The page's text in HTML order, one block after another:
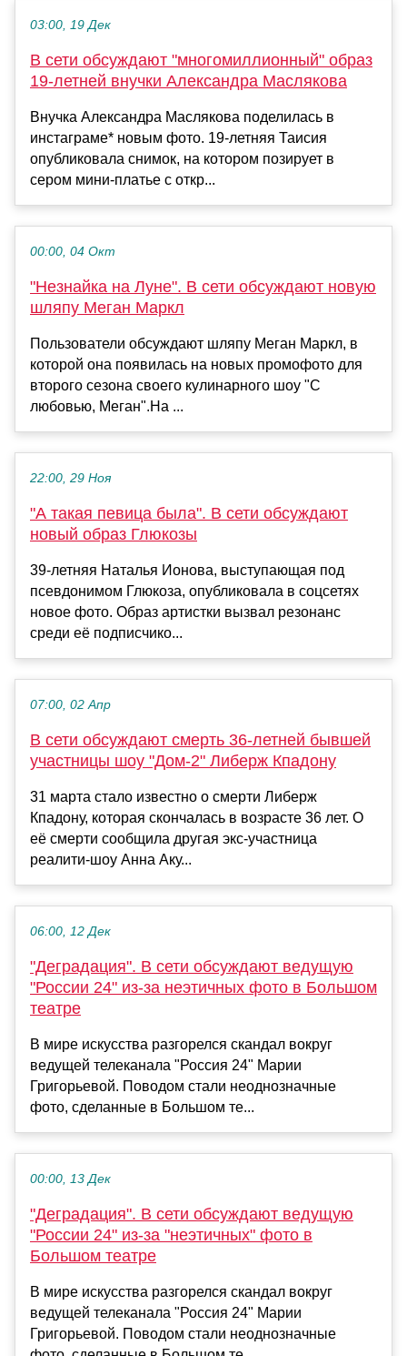
03:00, 19 Дек
В сети обсуждают "многомиллионный" образ
19-летней внучки Александра Маслякова
Внучка Александра Маслякова поделилась в
инстаграме* новым фото. 19-летняя Таисия
опубликовала снимок, на котором позирует в
сером мини-платье с откр...
00:00, 04 Окт
"Незнайка на Луне". В сети обсуждают новую
шляпу Меган Маркл
Пользователи обсуждают шляпу Меган Маркл, в
которой она появилась на новых промофото для
второго сезона своего кулинарного шоу "С
любовью, Меган".На ...
22:00, 29 Ноя
"А такая певица была". В сети обсуждают
новый образ Глюкозы
39-летняя Наталья Ионова, выступающая под
псевдонимом Глюкоза, опубликовала в соцсетях
новое фото. Образ артистки вызвал резонанс
среди её подписчико...
07:00, 02 Апр
В сети обсуждают смерть 36-летней бывшей
участницы шоу "Дом-2" Либерж Кпадону
31 марта стало известно о смерти Либерж
Кпадону, которая скончалась в возрасте 36 лет. О
её смерти сообщила другая экс-участница
реалити-шоу Анна Аку...
06:00, 12 Дек
"Деградация". В сети обсуждают ведущую
"России 24" из-за неэтичных фото в Большом
театре
В мире искусства разгорелся скандал вокруг
ведущей телеканала "Россия 24" Марии
Григорьевой. Поводом стали неоднозначные
фото, сделанные в Большом те...
00:00, 13 Дек
"Деградация". В сети обсуждают ведущую
"России 24" из-за "неэтичных" фото в
Большом театре
В мире искусства разгорелся скандал вокруг
ведущей телеканала "Россия 24" Марии
Григорьевой. Поводом стали неоднозначные